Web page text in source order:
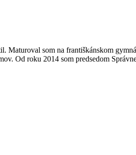
som na františkánskom
Od roku 2014 som predsedom